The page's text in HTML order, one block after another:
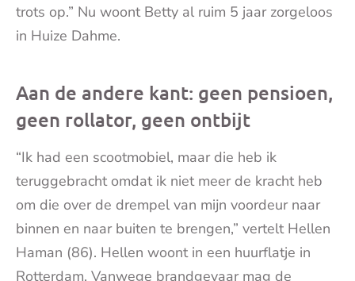
trots op.” Nu woont Betty al ruim 5 jaar zorgeloos
in Huize Dahme.
Aan de andere kant: geen pensioen,
geen rollator, geen ontbijt
“Ik had een scootmobiel, maar die heb ik
teruggebracht omdat ik niet meer de kracht heb
om die over de drempel van mijn voordeur naar
binnen en naar buiten te brengen,” vertelt Hellen
Haman (86). Hellen woont in een huurflatje in
Rotterdam. Vanwege brandgevaar mag de